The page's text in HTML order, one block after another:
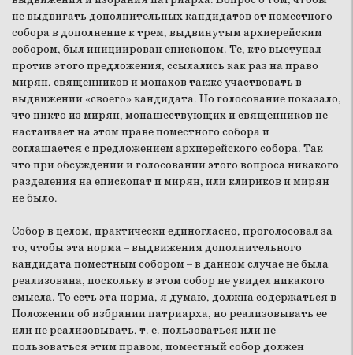
не выдвигать дополнительных кандидатов от поместного
собора в дополнение к трем, выдвинутым архиерейским
собором, был инициирован епископом. Те, кто выступал
против этого предложения, ссылались как раз на право
мирян, священников и монахов также участвовать в
выдвижении «своего» кандидата. Но голосование показало,
что никто из мирян, монашествующих и священников не
настаивает на этом праве поместного собора и
соглашается с предложением архиерейского собора. Так
что при обсуждении и голосовании этого вопроса никакого
разделения на епископат и мирян, или клириков и мирян
не было.
Собор в целом, практически единогласно, проголосовал за
то, чтобы эта норма – выдвижения дополнительного
кандидата поместным собором – в данном случае не была
реализована, поскольку в этом собор не увидел никакого
смысла. То есть эта норма, я думаю, должна содержаться в
Положении об избрании патриарха, но реализовывать ее
или не реализовывать, т. е. пользоваться или не
пользоваться этим правом, поместный собор должен